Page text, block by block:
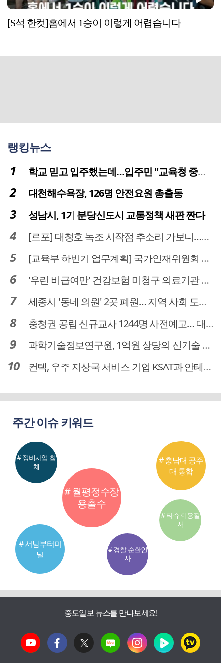
[S석 한컷]홈에서 1승이 이렇게 어렵습니다
랭킹뉴스
학교 믿고 입주했는데…입주민 "교육청 중재 나서라"
대천해수욕장, 126명 안전요원 총출동
성남시, 1기 분당신도시 교통정책 새판 짠다
[르포] 대청호 녹조 시작점 추소리 가보니…걷어내도 짙은 초록빛
[교육부 하반기 업무계획] 국가인재위원회 신설… 거점국립대 3곳 성장엔진·AI 분야 패키지 지원
'우린 비급여만' 건강보험 미청구 의료기관 대전 65곳 충남 31곳
세종시 '동네 의원' 2곳 폐원… 지역 사회 도마 위
충청권 공립 신규교사 1244명 사전예고… 대전 초등 34명서 4명으로
과학기술정보연구원, 1억원 상당의 신기술 기업 이전 완료
컨텍, 우주 지상국 서비스 기업 KSAT과 안테나 6기 계약 체결
주간 이슈 키워드
# 월평정수장
용출수
# 서남부터미
널
# 충남대 공주
대 통합
# 정비사업 침
체
# 경찰 순환인
사
# 타슈 이용질
서
중도일보 뉴스를 만나보세요!